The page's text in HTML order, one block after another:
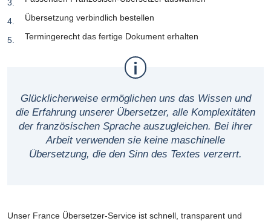
Übersetzung verbindlich bestellen
Termingerecht das fertige Dokument erhalten
Glücklicherweise ermöglichen uns das Wissen und
die Erfahrung unserer Übersetzer, alle Komplexitäten
der französischen Sprache auszugleichen. Bei ihrer
Arbeit verwenden sie keine maschinelle
Übersetzung, die den Sinn des Textes verzerrt.
Unser France Übersetzer-Service ist schnell, transparent und